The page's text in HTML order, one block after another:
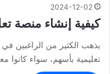
2024-12-02
كيفية إنشاء منصة
يذهب الكثير من الراغبين
تعليمية بأسهم، سواء كانوا